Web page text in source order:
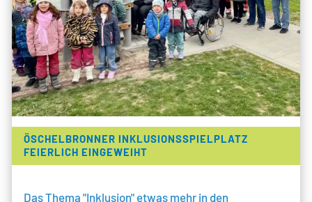
ÖSCHELBRONNER INKLUSIONSSPIELPLATZ
FEIERLICH EINGEWEIHT
Das Thema "Inklusion" etwas mehr in den